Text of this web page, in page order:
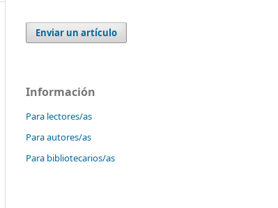
Enviar un artículo
Información
Para lectores/as
Para autores/as
Para bibliotecarios/as